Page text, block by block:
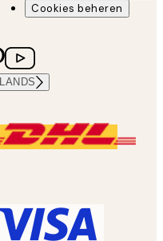
Cookies beheren